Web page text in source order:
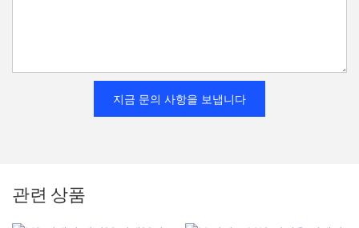
지금 문의 사항을 보냅니다
관련 상품